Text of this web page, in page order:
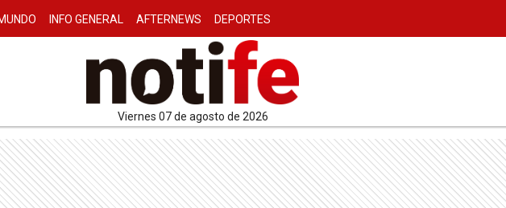
INFO GENERAL AFTERNEWS DEPORTES
viernes 07 de agosto de 2026